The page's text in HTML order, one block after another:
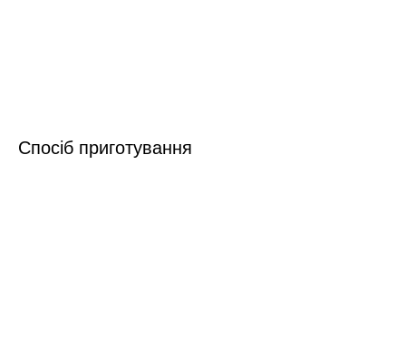
Спосіб приготування